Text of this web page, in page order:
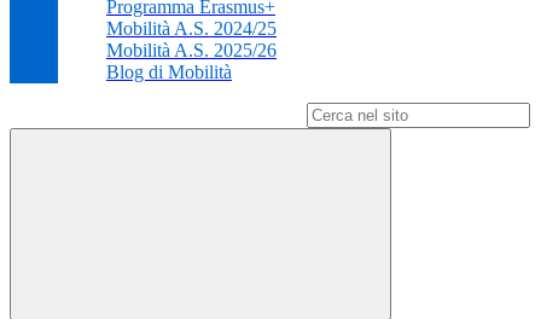
Programma Erasmus+
Mobilità A.S. 2024/25
Mobilità A.S. 2025/26
Blog di Mobilità